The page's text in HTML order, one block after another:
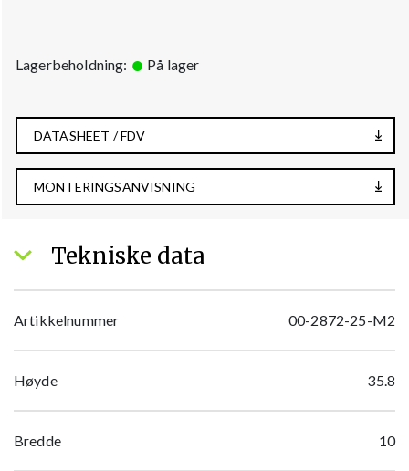
Lagerbeholdning: På lager
DATASHEET / FDV
MONTERINGSANVISNING
Tekniske data
Artikkelnummer 00-2872-25-M2
Høyde 35.8
Bredde 10